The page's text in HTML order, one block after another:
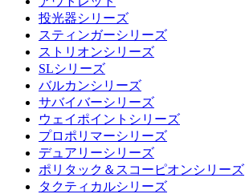
投光器シリーズ
スティンガーシリーズ
ストリオンシリーズ
SLシリーズ
バルカンシリーズ
サバイバーシリーズ
ウェイポイントシリーズ
プロポリマーシリーズ
デュアリーシリーズ
ポリタック＆スコーピオンシリーズ
タクティカルシリーズ